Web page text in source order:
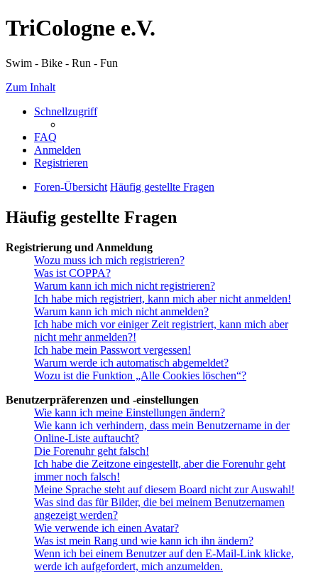
TriCologne e.V.
Swim - Bike - Run - Fun
Zum Inhalt
Schnellzugriff
FAQ
Anmelden
Registrieren
Foren-Übersicht Häufig gestellte Fragen
Häufig gestellte Fragen
Registrierung und Anmeldung
Wozu muss ich mich registrieren?
Was ist COPPA?
Warum kann ich mich nicht registrieren?
Ich habe mich registriert, kann mich aber nicht anmelden!
Warum kann ich mich nicht anmelden?
Ich habe mich vor einiger Zeit registriert, kann mich aber
nicht mehr anmelden?!
Ich habe mein Passwort vergessen!
Warum werde ich automatisch abgemeldet?
Wozu ist die Funktion „Alle Cookies löschen“?
Benutzerpräferenzen und -einstellungen
Wie kann ich meine Einstellungen ändern?
Wie kann ich verhindern, dass mein Benutzername in der
Online-Liste auftaucht?
Die Forenuhr geht falsch!
Ich habe die Zeitzone eingestellt, aber die Forenuhr geht
immer noch falsch!
Meine Sprache steht auf diesem Board nicht zur Auswahl!
Was sind das für Bilder, die bei meinem Benutzernamen
angezeigt werden?
Wie verwende ich einen Avatar?
Was ist mein Rang und wie kann ich ihn ändern?
Wenn ich bei einem Benutzer auf den E-Mail-Link klicke,
werde ich aufgefordert, mich anzumelden.